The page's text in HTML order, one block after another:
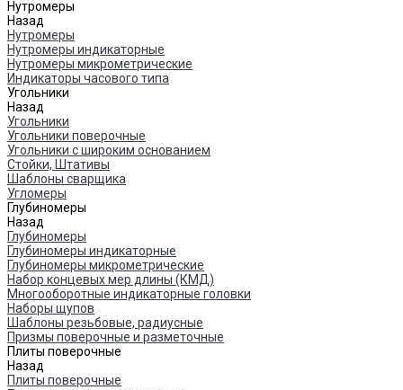
Нутромеры
Назад
Нутромеры
Нутромеры индикаторные
Нутромеры микрометрические
Индикаторы часового типа
Угольники
Назад
Угольники
Угольники поверочные
Угольники с широким основанием
Стойки, Штативы
Шаблоны сварщика
Угломеры
Глубиномеры
Назад
Глубиномеры
Глубиномеры индикаторные
Глубиномеры микрометрические
Набор концевых мер длины (КМД)
Многооборотные индикаторные головки
Наборы щупов
Шаблоны резьбовые, радиусные
Призмы поверочные и разметочные
Плиты поверочные
Назад
Плиты поверочные